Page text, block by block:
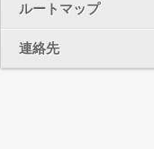
ルートマップ
連絡先